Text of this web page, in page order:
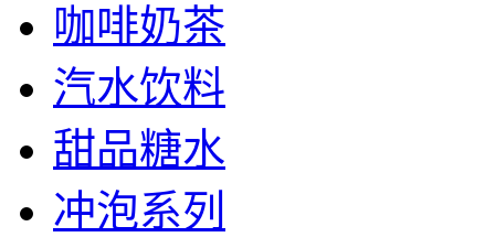
咖啡奶茶
汽水饮料
甜品糖水
冲泡系列